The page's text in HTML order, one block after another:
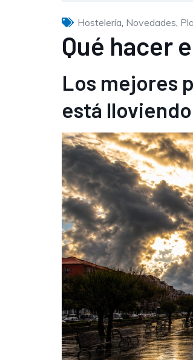
Hostelería, Novedades,
Qué hacer
Los mejores
está lloviendo